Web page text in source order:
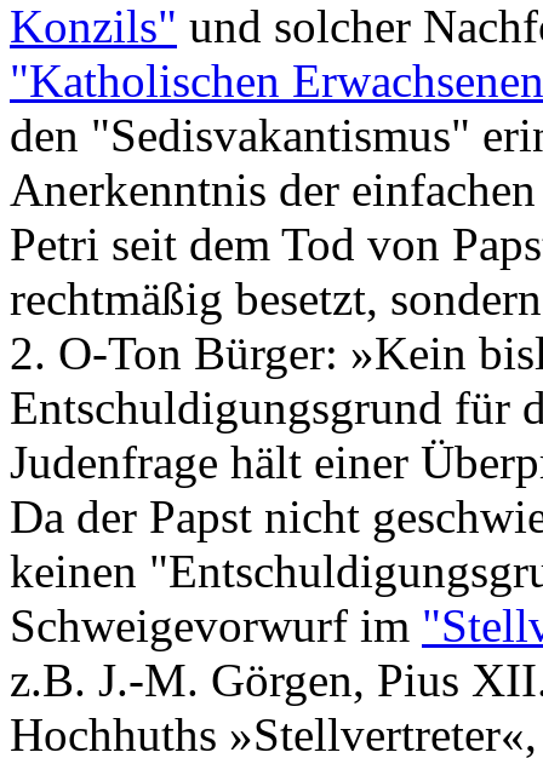
Konzils" und solcher
"Katholischen
den "Sedisvakantismus"
Anerkenntnis der
Petri seit dem Tod von
rechtmäßig besetzt,
2. O-Ton Bürger: »Kein
Entschuldigungsgrund für
Judenfrage hält einer
Da der Papst nicht
keinen
Schweigevorwurf im
z.B. J.-M. Görgen, Pius
Hochhuths